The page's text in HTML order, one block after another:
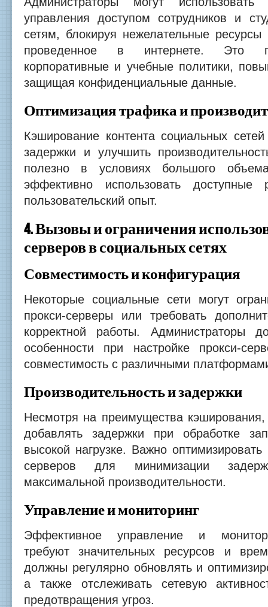
управления доступом сотрудников и
сетям, блокируя нежелательные
проведенное в интернете. Это
корпоративные и учебные политики,
защищая конфиденциальные данные.
Оптимизация трафика и
Кэширование контента социальных
задержки и улучшить
полезно в условиях большого
эффективно использовать
пользовательский опыт.
4. Вызовы и ограничения
серверов в социальных сетях
Совместимость и конфигурация
Некоторые социальные сети могут
прокси-серверы или требовать
корректной работы. Администраторы
особенности при настройке прокси-
совместимость с различными
Производительность и задержки
Несмотря на преимущества кэширования,
добавлять задержки при обработке
высокой нагрузке. Важно
серверов для минимизации
максимальной производительности.
Управление и мониторинг
Эффективное управление и
требуют значительных ресурсов и
должны регулярно обновлять и
а также отслеживать сетевую
предотвращения угроз.